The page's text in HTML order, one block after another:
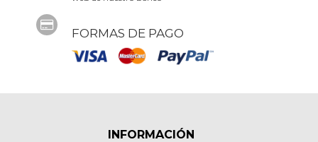
FORMAS DE PAGO
INFORMACIÓN